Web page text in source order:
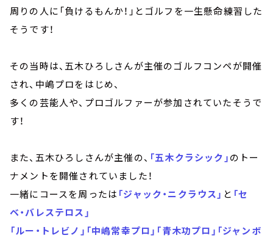
周りの人に「負けるもんか！」とゴルフを一生懸命練習した
そうです！
その当時は、五木ひろしさんが主催のゴルフコンペが開催
され、中嶋プロをはじめ、
多くの芸能人や、プロゴルファーが参加されていたそうで
す！
また、五木ひろしさんが主催の、 「五木クラシック」のトー
ナメントを開催されていました！
一緒にコースを周ったは 「ジャック・ニクラウス」 と 「セ
ベ・バレステロス」
「ルー・トレビノ」「中嶋常幸プロ」「青木功プロ」「ジャンボ